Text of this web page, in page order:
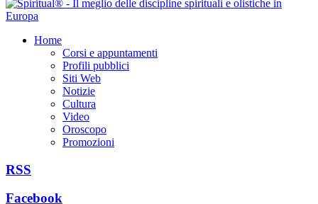
Home
Corsi e appuntamenti
Profili pubblici
Siti Web
Notizie
Cultura
Video
Oroscopo
Promozioni
RSS
Facebook